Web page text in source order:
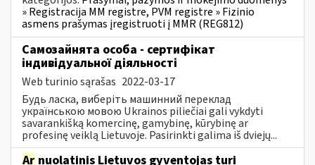
» Registracija MM registre, PVM registre » Fizinio
asmens prašymas įregistruoti į MMR (REG812)
Самозайнята особа - сертифікат
індивідуальної діяльності
Web turinio sąrašas 2022-03-17
Будь ласка, виберіть машинний переклад
українською мовою Ukrainos piliečiai gali vykdyti
savarankišką komercinę, gamybinę, kūrybinę ar
profesinę veiklą Lietuvoje. Pasirinkti galima iš dviejų...
Ar nuolatinis Lietuvos gyventojas turi